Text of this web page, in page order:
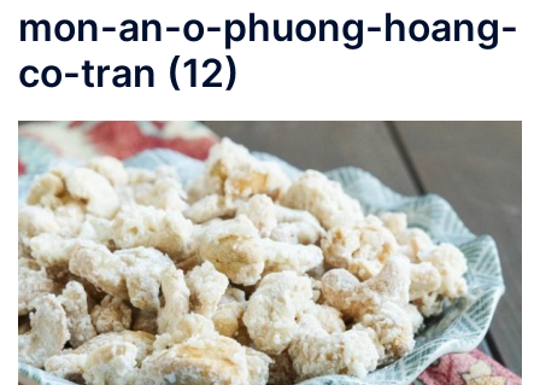
mon-an-o-phuong-hoang-
co-tran (12)